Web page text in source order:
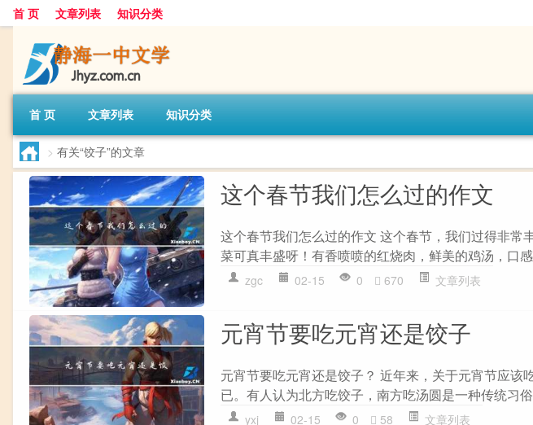
首 页 文章列表 知识分类
首 页 文章列表 知识分类
> 有关“饺子”的文章
这个春节我们怎么过的作文
这个春节我们怎么过的作文 这个春节，我们过得非常
菜可真丰盛呀！有香喷喷的红烧肉，鲜美的鸡汤，口
zgc 02-15 0 670 文章列表
元宵节要吃元宵还是饺子
元宵节要吃元宵还是饺子？ 近年来，关于元宵节应该
已。有人认为北方吃饺子，南方吃汤圆是一种传统习
yxj 02-15 0 58 文章列表